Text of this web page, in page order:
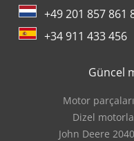
+49 201 857 861
+34 911 433 456
Güncel
Motor parçaları
Dizel
John Deere